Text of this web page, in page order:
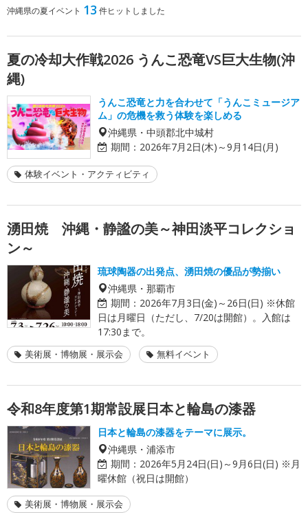
沖縄県の夏イベント 13 件ヒットしました
夏の冷却大作戦2026 うんこ恐竜VS巨大生物(沖
縄)
うんこ恐竜と力を合わせて「うんこミュージア
ム」の危機を救う体験を楽しめる
沖縄県・中頭郡北中城村
期間： 2026年7月2日(木)～9月14日(月)
体験イベント・アクティビティ
湧田焼 沖縄・静謐の美～神田淡平コレクショ
ン～
琉球陶器の出発点、湧田焼の優品が勢揃い
沖縄県・那覇市
期間： 2026年7月3日(金)～26日(日) ※休館
日は月曜日（ただし、7/20は開館）。入館は
17:30まで。
美術展・博物展・展示会 無料イベント
令和8年度第1期常設展日本と輪島の漆器
日本と輪島の漆器をテーマに展示。
沖縄県・浦添市
期間： 2026年5月24日(日)～9月6日(日) ※月
曜休館（祝日は開館）
美術展・博物展・展示会